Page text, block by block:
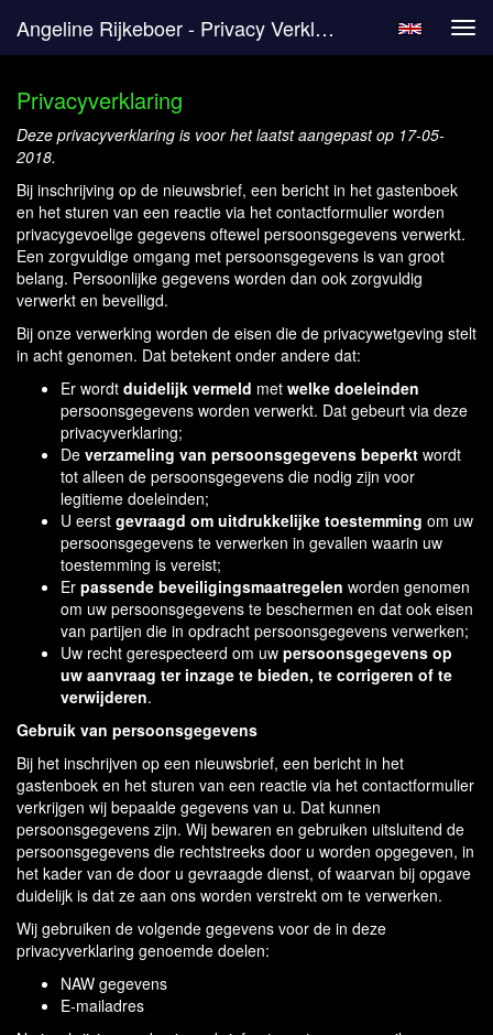
Angeline Rijkeboer - Privacy Verklaring
Privacyverklaring
Deze privacyverklaring is voor het laatst aangepast op 17-05-
2018.
Bij inschrijving op de nieuwsbrief, een bericht in het gastenboek
en het sturen van een reactie via het contactformulier worden
privacygevoelige gegevens oftewel persoonsgegevens verwerkt.
Een zorgvuldige omgang met persoonsgegevens is van groot
belang. Persoonlijke gegevens worden dan ook zorgvuldig
verwerkt en beveiligd.
Bij onze verwerking worden de eisen die de privacywetgeving stelt
in acht genomen. Dat betekent onder andere dat:
Er wordt duidelijk vermeld met welke doeleinden
persoonsgegevens worden verwerkt. Dat gebeurt via deze
privacyverklaring;
De verzameling van persoonsgegevens beperkt wordt
tot alleen de persoonsgegevens die nodig zijn voor
legitieme doeleinden;
U eerst gevraagd om uitdrukkelijke toestemming om uw
persoonsgegevens te verwerken in gevallen waarin uw
toestemming is vereist;
Er passende beveiligingsmaatregelen worden genomen
om uw persoonsgegevens te beschermen en dat ook eisen
van partijen die in opdracht persoonsgegevens verwerken;
Uw recht gerespecteerd om uw persoonsgegevens op
uw aanvraag ter inzage te bieden, te corrigeren of te
verwijderen.
Gebruik van persoonsgegevens
Bij het inschrijven op een nieuwsbrief, een bericht in het
gastenboek en het sturen van een reactie via het contactformulier
verkrijgen wij bepaalde gegevens van u. Dat kunnen
persoonsgegevens zijn. Wij bewaren en gebruiken uitsluitend de
persoonsgegevens die rechtstreeks door u worden opgegeven, in
het kader van de door u gevraagde dienst, of waarvan bij opgave
duidelijk is dat ze aan ons worden verstrekt om te verwerken.
Wij gebruiken de volgende gegevens voor de in deze
privacyverklaring genoemde doelen:
NAW gegevens
E-mailadres